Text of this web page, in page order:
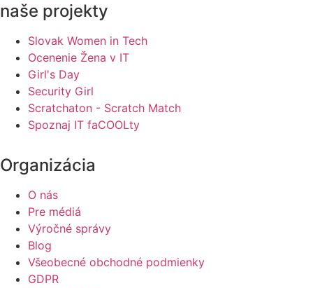
naše projekty
Slovak Women in Tech
Ocenenie Žena v IT
Girl's Day
Security Girl
Scratchaton - Scratch Match
Spoznaj IT faCOOLty
Organizácia
O nás
Pre médiá
Výročné správy
Blog
Všeobecné obchodné podmienky
GDPR